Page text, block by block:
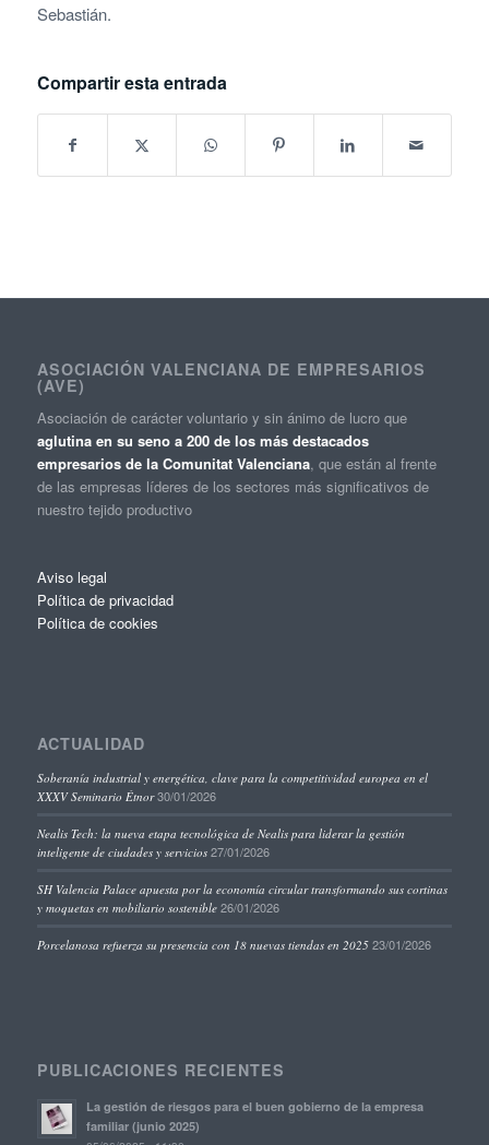
Sebastián.
Compartir esta entrada
ASOCIACIÓN VALENCIANA DE EMPRESARIOS
(AVE)
Asociación de carácter voluntario y sin ánimo de lucro que
aglutina en su seno a 200 de los más destacados
empresarios de la Comunitat Valenciana, que están al frente
de las empresas líderes de los sectores más significativos de
nuestro tejido productivo
Aviso legal
Política de privacidad
Política de cookies
ACTUALIDAD
Soberanía industrial y energética, clave para la competitividad europea en el
XXXV Seminario Étnor 30/01/2026
Nealis Tech: la nueva etapa tecnológica de Nealis para liderar la gestión
inteligente de ciudades y servicios 27/01/2026
SH Valencia Palace apuesta por la economía circular transformando sus cortinas
y moquetas en mobiliario sostenible 26/01/2026
Porcelanosa refuerza su presencia con 18 nuevas tiendas en 2025 23/01/2026
PUBLICACIONES RECIENTES
La gestión de riesgos para el buen gobierno de la empresa
familiar (junio 2025)